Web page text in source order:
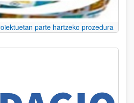
parte hartzeko prozedura